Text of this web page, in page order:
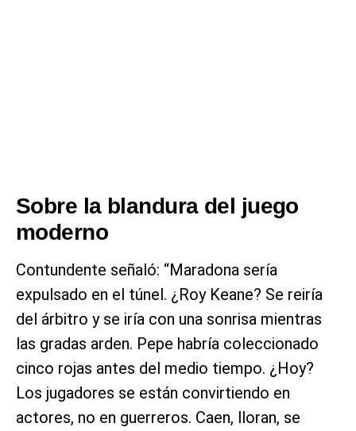
Sobre la blandura del juego
moderno
Contundente señaló: “Maradona sería
expulsado en el túnel. ¿Roy Keane? Se reiría
del árbitro y se iría con una sonrisa mientras
las gradas arden. Pepe habría coleccionado
cinco rojas antes del medio tiempo. ¿Hoy?
Los jugadores se están convirtiendo en
actores, no en guerreros. Caen, lloran, se